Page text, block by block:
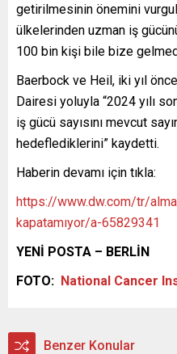
getirilmesinin önemini
ülkelerinden uzman iş
100 bin kişi bile bize
Baerbock ve Heil, iki yıl
Dairesi yoluyla “2024 yılı
iş gücü sayısını mevcut
hedeflediklerini” kaydetti.
Haberin devamı için tıkla:
https://www.dw.com/tr/
kapatamıyor/a-65829341
YENİ POSTA – BERLİN
FOTO: National Cancer
Benzer Konular